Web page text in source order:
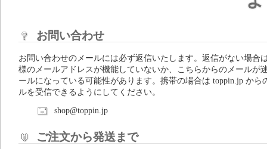
お問い合わせ
お問い合わせのメールには必ず返信いたします。返信がない場合
様のメールアドレスが機能していないか、こちらからのメールが
ールになっている可能性があります。携帯の場合は toppin.jp から
ルを受信できるようにしてください。
shop@toppin.jp
ご注文から発送まで